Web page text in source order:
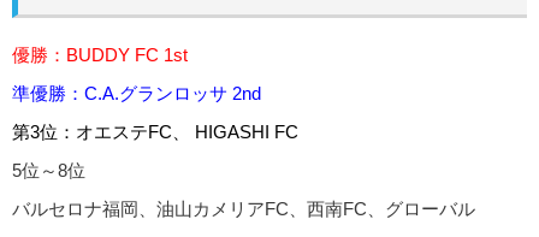
優勝：BUDDY FC 1st
準優勝：C.A.グランロッサ 2nd
第3位：オエステFC、 HIGASHI FC
5位～8位
バルセロナ福岡、油山カメリアFC、西南FC、グローバル